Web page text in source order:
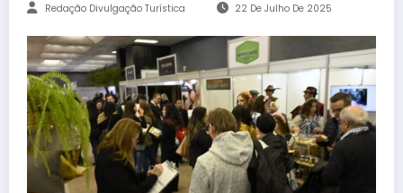
Redação Divulgação Turística 22 De Julho De 2025